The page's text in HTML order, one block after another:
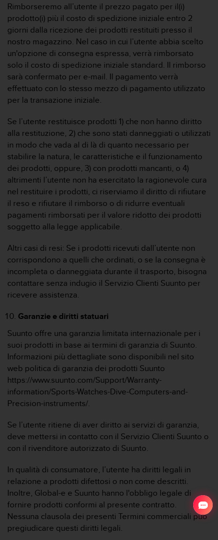
Rimborseremo all’utente il prezzo pagato per il(i)
prodotto(i) più il costo di spedizione iniziale entro 2
giorni dalla ricezione dei prodotti restituiti presso il
nostro magazzino. Nel caso in cui l’utente abbia scelto
un'opzione di consegna espressa, verrà rimborsato
solo il costo di spedizione iniziale standard. Il rimborso
sarà confermato per e-mail. Il pagamento verrà
effettuato con lo stesso mezzo di pagamento utilizzato
per la transazione iniziale.
Se l’utente restituisce prodotti 1) che non hanno diritto
alla restituzione, 2) che sono stati danneggiati o utilizzati
in modo che vada al di là di quanto necessario per
stabilire la natura, le caratteristiche e il funzionamento
dei prodotti, oppure, 3) con prodotti mancanti, o 4)
altrimenti l’utente non ha esercitato la ragionevole cura
nel restituire i prodotti, ci riserviamo il diritto di rifiutare
il reso e rifiutare il rimborso o di ridurre eventuali
pagamenti rimborsati per il valore ridotto dei prodotti
soggetto alla legge applicabile.
Altri casi di resi: Se i prodotti ricevuti dall’utente non
corrispondono a quelli che ordinati, o se la consegna è
incompleta o danneggiata durante il trasporto, bisogna
contattare senza indugio il Servizio Clienti Suunto per
ricevere assistenza.
Garanzie e diritti statuari
Suunto offre una garanzia limitata internazionale per i
suoi prodotti in base ai termini di garanzia di Suunto.
Informazioni più dettagliate sono disponibili nel sito
web politica di garanzia dei prodotti Suunto
https://www.suunto.com/Support/Warranty-
information/Sports-Watches-Dive-Computers-and-
Precision-instruments/.
Se l’utente ritiene di aver diritto ai servizi di garanzia,
deve mettersi in contatto con il Servizio Clienti Suunto o
con il rivenditore autorizzato di Suunto.
In qualità di consumatore, l’utente ha diritti legali in
relazione a prodotti difettosi o non come descritti.
Inoltre, Global-e e Suunto hanno l'obbligo legale di
fornire prodotti conformi al presente contratto.
Nessuna clausola dei presenti Termini commerciali può
pregiudicare questi diritti legali.